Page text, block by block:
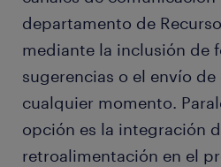
departamento de
mediante la inclusión de
sugerencias o el envío
cualquier momento.
opción es la integración
retroalimentación en el